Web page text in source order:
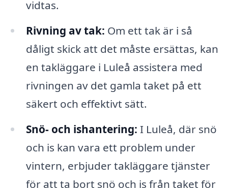
vidtas.
Rivning av tak: Om ett tak är i så
dåligt skick att det måste ersättas, kan
en takläggare i Luleå assistera med
rivningen av det gamla taket på ett
säkert och effektivt sätt.
Snö- och ishantering: I Luleå, där snö
och is kan vara ett problem under
vintern, erbjuder takläggare tjänster
för att ta bort snö och is från taket för